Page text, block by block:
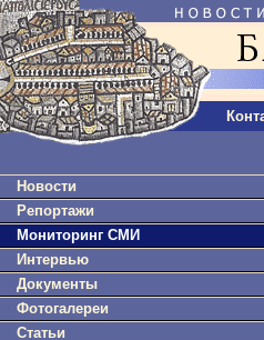
Новости
Репортажи
Мониторинг СМИ
Интервью
Документы
Фотогалереи
Статьи